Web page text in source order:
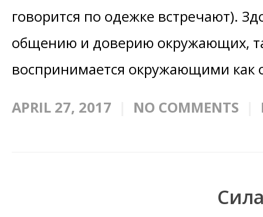
говорится по одежке встречают).
общению и доверию окружающих,
воспринимается окружающими как
APRIL 27, 2017 NO COMMENTS